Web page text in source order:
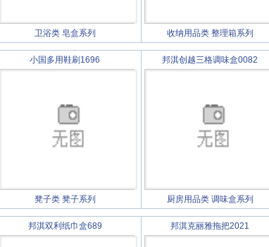
卫浴类 皂盒系列 收纳用品类 整理箱系列
小国多用鞋刷1696
凳子类 凳子系列
邦淇创越三格调味盒0082
厨房用品类 调味盒系列
邦淇双利纸巾盒689 邦淇克丽雅拖把2021